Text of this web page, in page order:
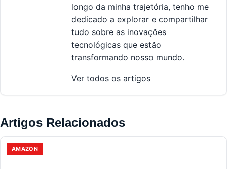
longo da minha trajetória, tenho me
dedicado a explorar e compartilhar
tudo sobre as inovações
tecnológicas que estão
transformando nosso mundo.
Ver todos os artigos
Artigos Relacionados
AMAZON